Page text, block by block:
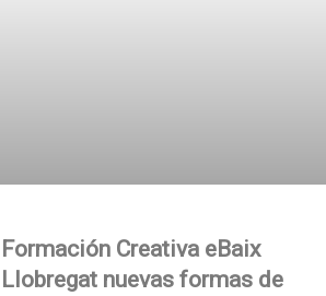
Formación Creativa eBaix
Llobregat nuevas formas de